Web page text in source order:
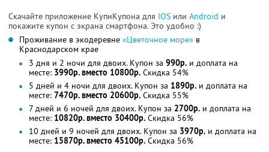
Скачайте приложение КупиКупона для IOS или Android и
покажите купон с экрана смартфона. Это удобно :)
Проживание в экодеревне «Цветочное море» в
Краснодарском крае
3 дня и 2 ночи для двоих. Купон за 990р. и доплата на
месте: 3990р. вместо 10800р. Скидка 54%
5 дней и 4 ночи для двоих. Купон за 1890р. и доплата на
месте: 7470р. вместо 20600р. Скидка 55%
7 дней и 6 ночей для двоих. Купон за 2700р. и доплата на
месте: 10820р. вместо 30400р. Скидка 56%
10 дней и 9 ночей для двоих. Купон за 3970р. и доплата на
месте: 15870р. вместо 45100р. Скидка 56%